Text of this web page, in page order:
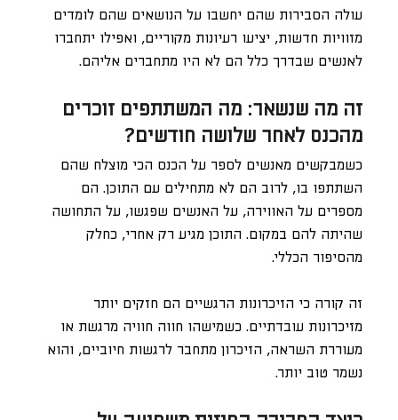
עולה הסבירות שהם יחשבו על הנושאים שהם לומדים
מזוויות חדשות, יציעו רעיונות מקוריים, ואפילו יתחברו
לאנשים שבדרך כלל הם לא היו מתחברים אליהם.
זה מה שנשאר: מה המשתתפים זוכרים
מהכנס לאחר שלושה חודשים?
כשמבקשים מאנשים לספר על הכנס הכי מוצלח שהם
השתתפו בו, לרוב הם לא מתחילים עם התוכן. הם
מספרים על האווירה, על האנשים שפגשו, על התחושה
שהיתה להם במקום. התוכן מגיע רק אחרי, כחלק
מהסיפור הכללי.
זה קורה כי הזיכרונות הרגשיים הם חזקים יותר
מזיכרונות עובדתיים. כשמישהו חווה חוויה מרגשת או
מעוררת השראה, הזיכרון מתחבר לרגשות חיוביים, והוא
נשמר טוב יותר.